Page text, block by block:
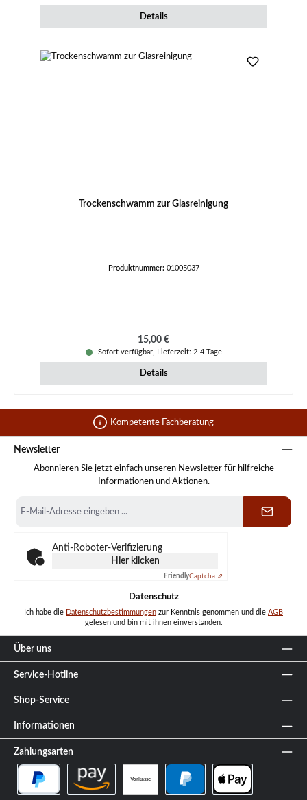
Details
Trockenschwamm zur Glasreinigung
Produktnummer: 01005037
Regulärer Preis:
15,00 €
Sofort verfügbar, Lieferzeit: 2-4 Tage
Details
Kompetente Fachberatung
Newsletter
Abonnieren Sie jetzt einfach unseren Newsletter für hilfreiche
Informationen und Aktionen.
Mail-
Anti-Roboter-Verifizierung
Hier klicken
FriendlyCaptcha ⇗
Datenschutz
Ich habe die Datenschutzbestimmungen zur Kenntnis genommen und die AGB
gelesen und bin mit ihnen einverstanden.
Über uns
Service-Hotline
Shop-Service
Informationen
Zahlungsarten
Vorkasse